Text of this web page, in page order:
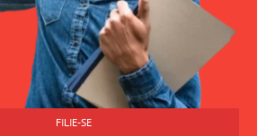
FILIE-SE